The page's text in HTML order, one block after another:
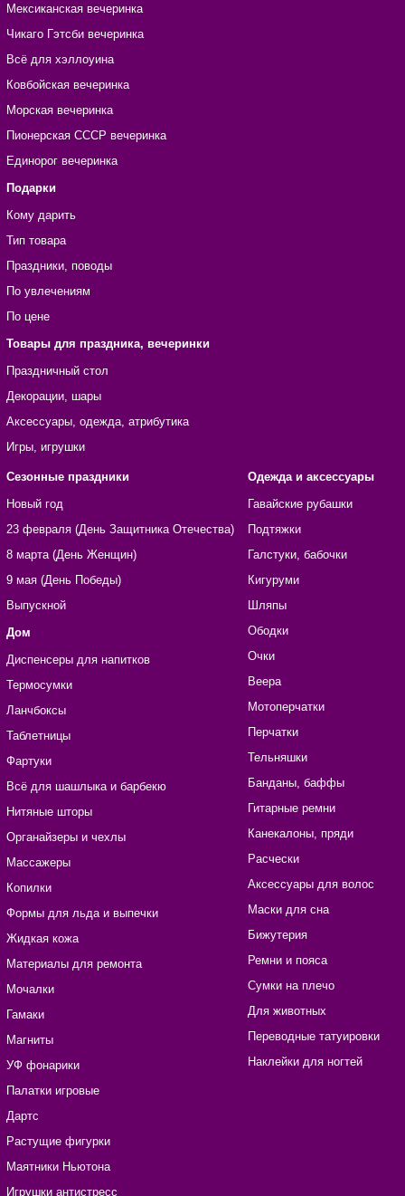
Мексиканская вечеринка
Чикаго Гэтсби вечеринка
Всё для хэллоуина
Ковбойская вечеринка
Морская вечеринка
Пионерская СССР вечеринка
Единорог вечеринка
Подарки
Кому дарить
Тип товара
Праздники, поводы
По увлечениям
По цене
Товары для праздника, вечеринки
Праздничный стол
Декорации, шары
Аксессуары, одежда, атрибутика
Игры, игрушки
Сезонные праздники
Новый год
23 февраля (День Защитника Отечества)
8 марта (День Женщин)
9 мая (День Победы)
Выпускной
Дом
Диспенсеры для напитков
Термосумки
Ланчбоксы
Таблетницы
Фартуки
Всё для шашлыка и барбекю
Нитяные шторы
Органайзеры и чехлы
Массажеры
Копилки
Формы для льда и выпечки
Жидкая кожа
Материалы для ремонта
Мочалки
Гамаки
Магниты
УФ фонарики
Палатки игровые
Дартс
Растущие фигурки
Маятники Ньютона
Игрушки антистресс
Одежда и аксессуары
Гавайские рубашки
Подтяжки
Галстуки, бабочки
Кигуруми
Шляпы
Ободки
Очки
Веера
Мотоперчатки
Перчатки
Тельняшки
Банданы, баффы
Гитарные ремни
Канекалоны, пряди
Расчески
Аксессуары для волос
Маски для сна
Бижутерия
Ремни и пояса
Сумки на плечо
Для животных
Переводные татуировки
Наклейки для ногтей